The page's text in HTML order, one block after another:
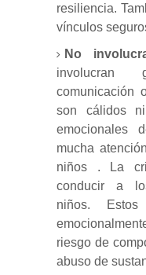
resiliencia.
vínculos
No
involucran
comunicación
son cálidos
emocionales
mucha
niños .
La
conducir a
niños.
riesgo de
abuso de